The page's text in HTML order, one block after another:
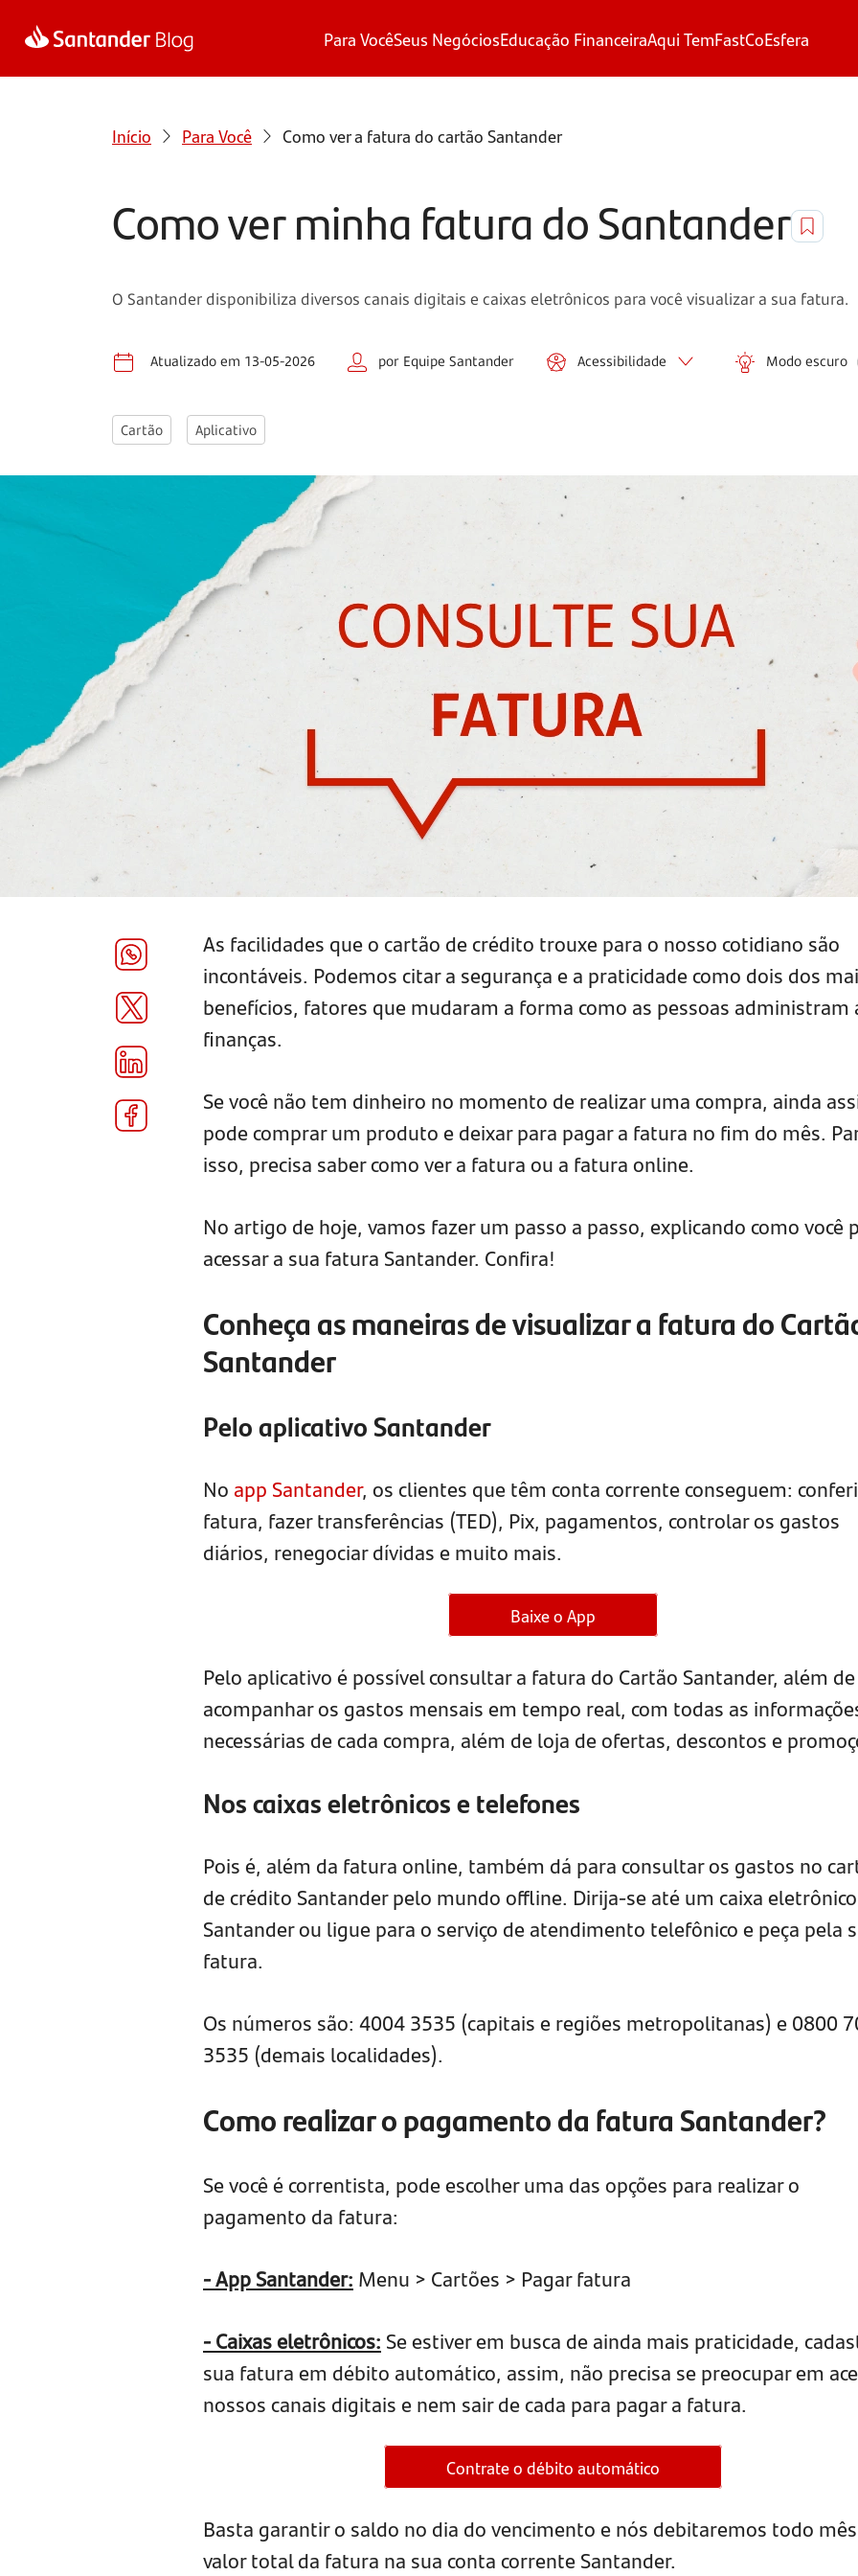
Para VocêSeus NegóciosEducação FinanceiraAqui TemFastCoEsfera
Início Para Você Como ver a fatura do cartão Santander
Como ver minha fatura do Santander
O Santander disponibiliza diversos canais digitais e caixas eletrônicos para você visualizar a sua fatura.
Atualizado em 13-05-2026 por Equipe Santander Acessibilidade Modo escuro
Cartão Aplicativo
As facilidades que o cartão de crédito trouxe para o nosso cotidiano são
incontáveis. Podemos citar a segurança e a praticidade como dois dos
benefícios, fatores que mudaram a forma como as pessoas administram
finanças.
Se você não tem dinheiro no momento de realizar uma compra, ainda
pode comprar um produto e deixar para pagar a fatura no fim do mês.
isso, precisa saber como ver a fatura ou a fatura online.
No artigo de hoje, vamos fazer um passo a passo, explicando como você
acessar a sua fatura Santander. Confira!
Conheça as maneiras de visualizar a fatura do
Santander
Pelo aplicativo Santander
No app Santander, os clientes que têm conta corrente conseguem:
fatura, fazer transferências (TED), Pix, pagamentos, controlar os gastos
diários, renegociar dívidas e muito mais.
Baixe o App
Pelo aplicativo é possível consultar a fatura do Cartão Santander, além de
acompanhar os gastos mensais em tempo real, com todas as
necessárias de cada compra, além de loja de ofertas, descontos e
Nos caixas eletrônicos e telefones
Pois é, além da fatura online, também dá para consultar os gastos no
de crédito Santander pelo mundo offline. Dirija-se até um caixa
Santander ou ligue para o serviço de atendimento telefônico e peça pela
fatura.
Os números são: 4004 3535 (capitais e regiões metropolitanas) e 0800
3535 (demais localidades).
Como realizar o pagamento da fatura Santander?
Se você é correntista, pode escolher uma das opções para realizar o
pagamento da fatura:
- App Santander: Menu > Cartões > Pagar fatura
- Caixas eletrônicos: Se estiver em busca de ainda mais praticidade,
sua fatura em débito automático, assim, não precisa se preocupar em
nossos canais digitais e nem sair de cada para pagar a fatura.
Contrate o débito automático
Basta garantir o saldo no dia do vencimento e nós debitaremos todo
valor total da fatura na sua conta corrente Santander.